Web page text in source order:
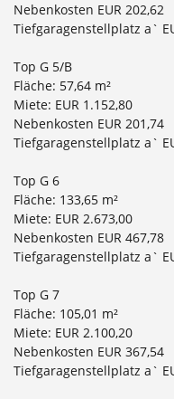
Nebenkosten EUR 202,62
Tiefgaragenstellplatz a`
Top G 5/B
Fläche: 57,64 m²
Miete: EUR 1.152,80
Nebenkosten EUR 201,74
Tiefgaragenstellplatz a`
Top G 6
Fläche: 133,65 m²
Miete: EUR 2.673,00
Nebenkosten EUR 467,78
Tiefgaragenstellplatz a`
Top G 7
Fläche: 105,01 m²
Miete: EUR 2.100,20
Nebenkosten EUR 367,54
Tiefgaragenstellplatz a`